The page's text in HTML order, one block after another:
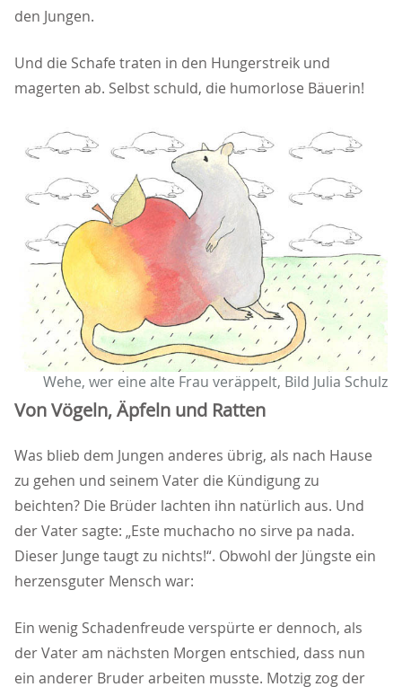
den Jungen.
Und die Schafe traten in den Hungerstreik und
magerten ab. Selbst schuld, die humorlose Bäuerin!
Wehe, wer eine alte Frau veräppelt, Bild Julia Schulz
Von Vögeln, Äpfeln und Ratten
Was blieb dem Jungen anderes übrig, als nach Hause
zu gehen und seinem Vater die Kündigung zu
beichten? Die Brüder lachten ihn natürlich aus. Und
der Vater sagte: „Este muchacho no sirve pa nada.
Dieser Junge taugt zu nichts!“. Obwohl der Jüngste ein
herzensguter Mensch war:
Ein wenig Schadenfreude verspürte er dennoch, als
der Vater am nächsten Morgen entschied, dass nun
ein anderer Bruder arbeiten musste. Motzig zog der